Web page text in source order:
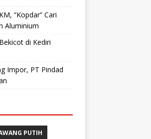
“Kopdar” Cari
Aluminium
di Kediri
Impor, PT Pindad
PUTIH